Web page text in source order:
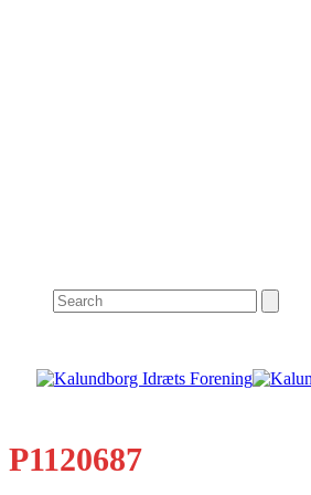
Search
P1120687